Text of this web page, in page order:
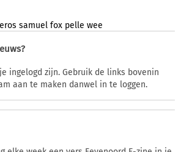
samuel fox pelle wee
ingelogd zijn. Gebruik de links bovenin
aan te maken danwel in te loggen.